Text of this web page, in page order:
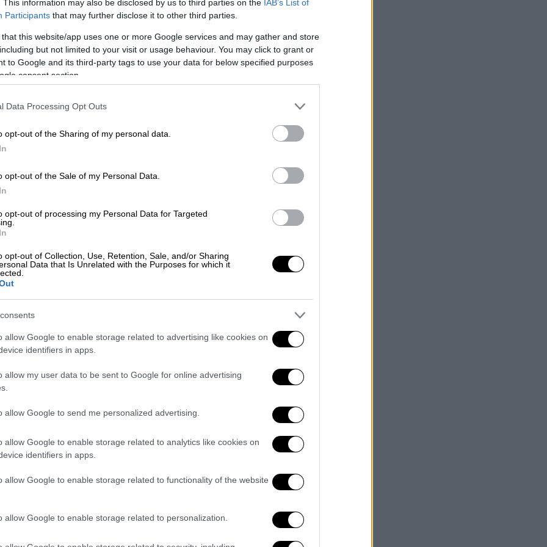
This information may also be disclosed by us to third parties on the IAB’s List of
Participants that may further disclose it to other third parties.
that this website/app uses one or more Google services and may gather and store
but not limited to your visit or usage behaviour. You may click to grant or
to Google and its third-party tags to use your data for below specified purposes
consent section.
Data Processing Opt Outs
opt-out of the Sharing of my personal data.
opt-out of the Sale of my Personal Data.
opt-out of processing my Personal Data for Targeted
opt-out of Collection, Use, Retention, Sale, and/or Sharing
Data that Is Unrelated with the Purposes for which it
allow Google to enable storage related to advertising like cookies on
identifiers in apps.
allow my user data to be sent to Google for online advertising
allow Google to send me personalized advertising.
allow Google to enable storage related to analytics like cookies on
identifiers in apps.
allow Google to enable storage related to functionality of the website
allow Google to enable storage related to personalization.
Ceratocystis platani
Οι άνθρωποι του δάσους το αποκαλούν
νεκρώνει ζωντανά μνημεία της
αλλά πλέον καταρρέουν το ένα μετά το
και τις ανήλιαγες διαδρομές ανήκει στο παρελθόν
Εύβοια